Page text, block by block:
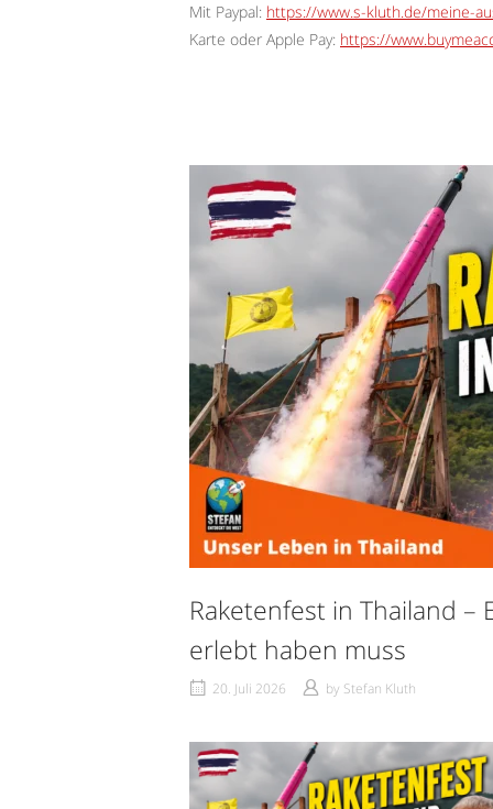
Mit Paypal: https://www.s-kluth.de/meine-
Karte oder Apple Pay: https://
Raketenfest in Thailand –
erlebt haben muss
20. Juli 2026 by Stefan Kluth